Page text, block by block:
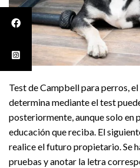
Test de Campbell para perros,
determina mediante el test
posteriormente, aunque solo en
educación que reciba. El
realice el futuro propietario. Se
pruebas y anotar la letra